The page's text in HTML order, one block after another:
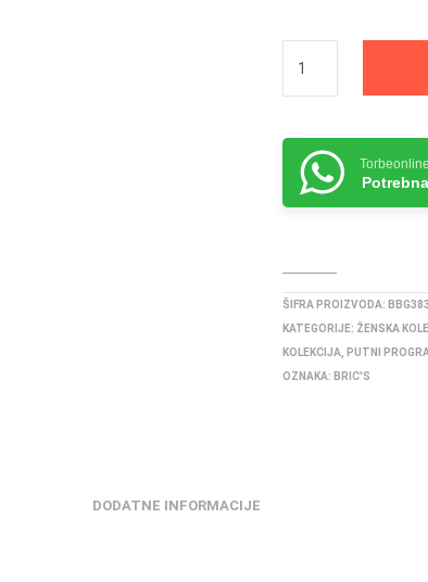
ŠIFRA PROIZVODA:
KATEGORIJE: ŽENSKA
KOLEKCIJA
PUTNI
OZNAKA: BRIC'S
DODATNE INFORMACIJE